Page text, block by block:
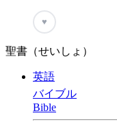
♥
聖書（せいしょ）
英語
バイブル
Bible